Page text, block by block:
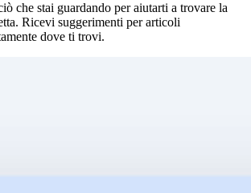
che stai guardando per aiutarti a trovare la
Ricevi suggerimenti per articoli
dove ti trovi.